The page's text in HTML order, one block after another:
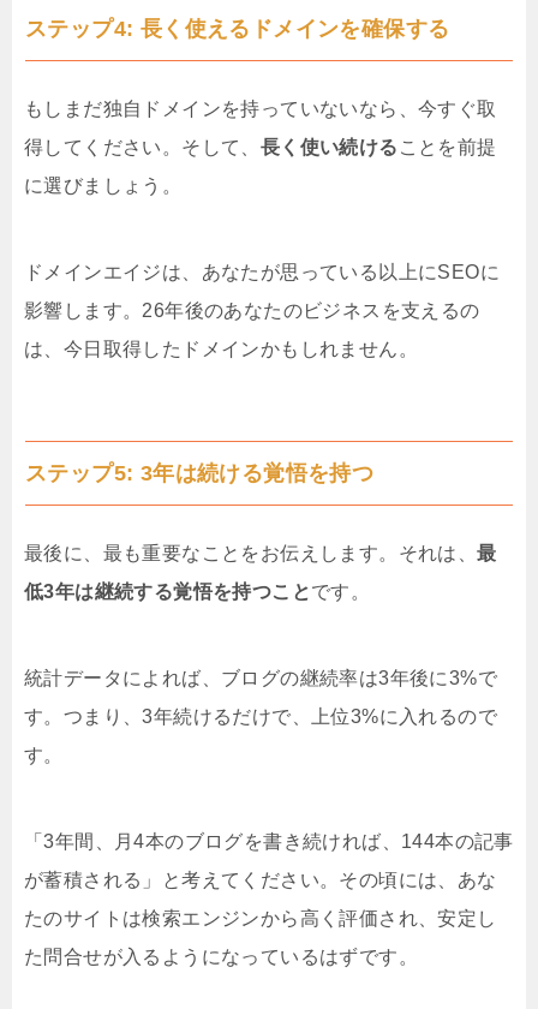
ステップ4: 長く使えるドメインを確保する
もしまだ独自ドメインを持っていないなら、今すぐ取
得してください。そして、 長く使い続ける ことを前提
に選びましょう。
ドメインエイジは、あなたが思っている以上にSEOに
影響します。26年後のあなたのビジネスを支えるの
は、今日取得したドメインかもしれません。
ステップ5: 3年は続ける覚悟を持つ
最後に、最も重要なことをお伝えします。それは、最
低3年は継続する覚悟を持つことです。
統計データによれば、ブログの継続率は3年後に3%で
す。つまり、3年続けるだけで、上位3%に入れるので
す。
「3年間、月4本のブログを書き続ければ、144本の記事
が蓄積される」と考えてください。その頃には、あな
たのサイトは検索エンジンから高く評価され、安定し
た問合せが入るようになっているはずです。